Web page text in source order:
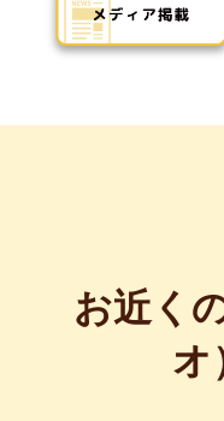
お近く
オ